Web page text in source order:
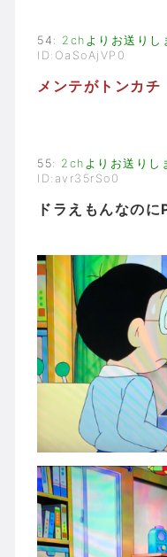
54 : 2chよりお送りし
ID:OaSoAjVP0
メンテがトンカチ
55: 2chよりお送りし
ID:avr35rSo0
ドラえもんなのに